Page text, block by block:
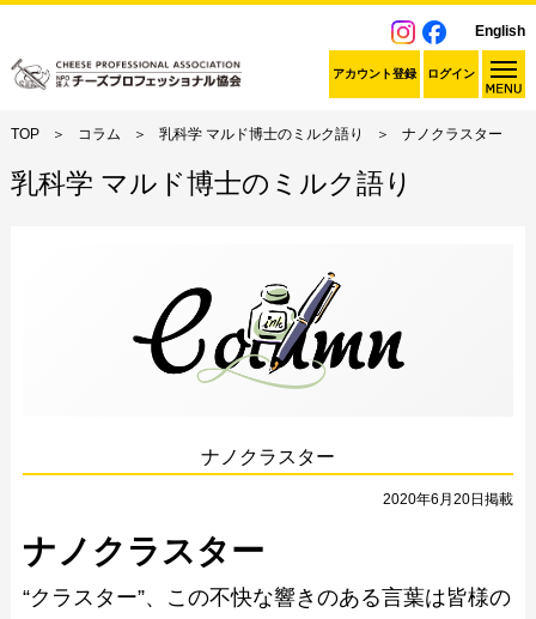
English
アカウント登録 ログイン
TOP コラム 乳科学 マルド博士のミルク語り ナノクラスター
乳科学 マルド博士のミルク語り
ナノクラスター
2020年6月20日掲載
ナノクラスター
“クラスター”、この不快な響きのある言葉は皆様の